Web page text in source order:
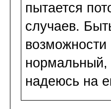
пытается
случаев.
возможности
нормальный,
надеюсь на